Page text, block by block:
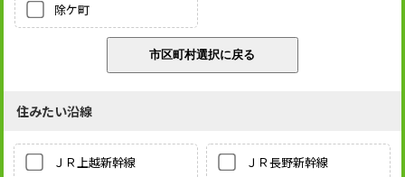
除ケ町
住みたい沿線
ＪＲ上越新幹線 ＪＲ長野新幹線